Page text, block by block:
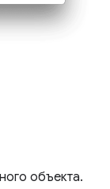
объекта.